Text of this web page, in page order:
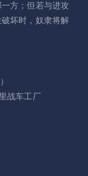
方；但若与进攻
坏时，奴隶将解
战车工厂